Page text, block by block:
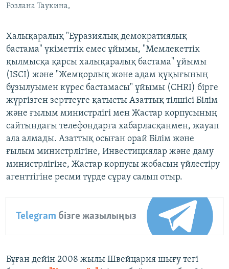
Розлана Таукина,
Халықаралық "Еуразиялық демократиялық
бастама" үкіметтік емес ұйымы, "Мемлекеттік
қылмысқа қарсы халықаралық бастама" ұйымы
(ISCI) және "Жемқорлық және адам құқығының
бұзылуымен күрес бастамасы" ұйымы (CHRI) бірге
жүргізген зерттеуге қатысты Азаттық тілшісі Білім
және ғылым министрлігі мен Жастар корпусының
сайтындағы телефондарға хабарласқанмен, жауап
ала алмады. Азаттық осыған орай Білім және
ғылым министрлігіне, Инвестициялар және даму
министрлігіне, Жастар корпусы жобасын үйлестіру
агенттігіне ресми түрде сұрау салып отыр.
Telegram бізге жазылыңыз
Бұған дейін 2008 жылы Швейцария шығу тегі